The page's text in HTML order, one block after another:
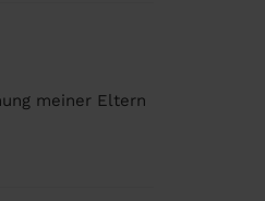
meiner Eltern